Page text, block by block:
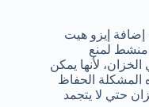
إيزو هيت
منشط لمنع
لأنها يمكن
المشكلة الحفاظ
حتي لا يتجمد